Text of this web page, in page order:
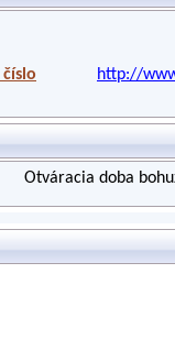
http://
Otváracia doba